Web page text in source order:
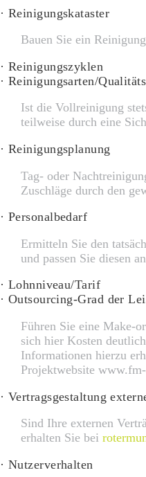
· Reinigungskataster
Bauen Sie ein
· Reinigungszyklen
· Reinigungsarten/
Ist die Vollreinigung
teilweise durch eine
· Reinigungsplanung
Tag- oder
Zuschläge durch den
· Personalbedarf
Ermitteln Sie den
und passen Sie diesen
· Lohnniveau/Tarif
· Outsourcing-Grad der
Führen Sie eine Make-
sich hier Kosten
Informationen hierzu
Projektwebsite
· Vertragsgestaltung
Sind Ihre externen
erhalten Sie bei
· Nutzerverhalten